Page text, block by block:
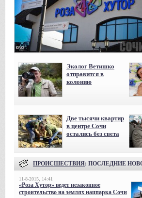
Эколог Ветишко
отправится в
колонию
Две тысячи квартир
в центре Сочи
остались без света
ПРОИСШЕСТВИЯ: ПОСЛЕДНИЕ
11-8-2015, 14:41
«Роза Хутор» ведет незаконное
строительство на землях нацпарка Сочи